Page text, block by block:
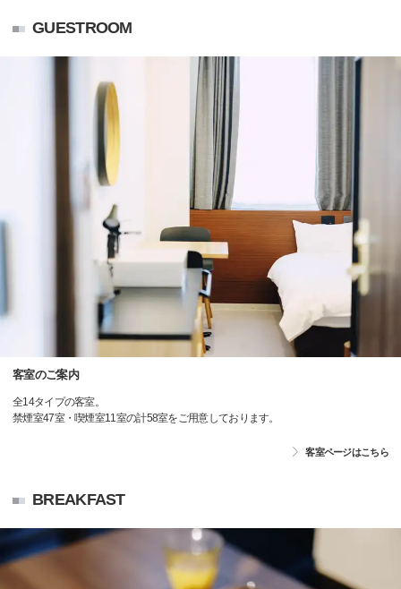
GUESTROOM
客室のご案内
全14タイプの客室。
禁煙室47室・喫煙室11室の計58室をご用意しております。
客室ページはこちら
BREAKFAST